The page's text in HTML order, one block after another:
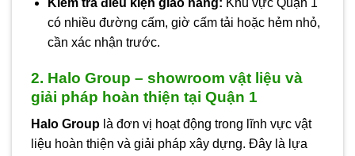
có nhiều đường cấm, giờ cấm tải hoặc hẻm nhỏ,
cần xác nhận trước.
2. Halo Group – showroom vật liệu và
giải pháp hoàn thiện tại Quận 1
Halo Group là đơn vị hoạt động trong lĩnh vực vật
liệu hoàn thiện và giải pháp xây dựng. Đây là lựa